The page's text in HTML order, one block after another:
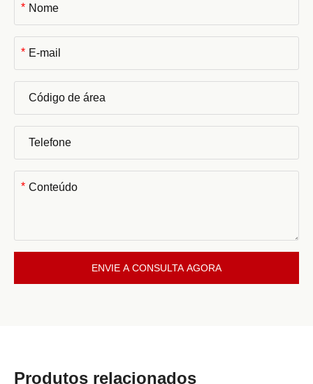
*
*
*
ENVIE A CONSULTA AGORA
Produtos relacionados